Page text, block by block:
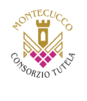
l'arte come
e la ricerca del
di grandi
opera riflette questa
mitologico in 20
Narra la storia